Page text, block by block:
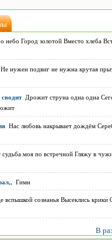
небо Город золотой Вместо хлеба
Не нужен подвиг не нужна крутая
Дрожит струна одна одна
Нас любовь накрывает дождём
судьба моя по встречной Гляжу в
Гимн
вспышкой сознанья Высеклись крики
В